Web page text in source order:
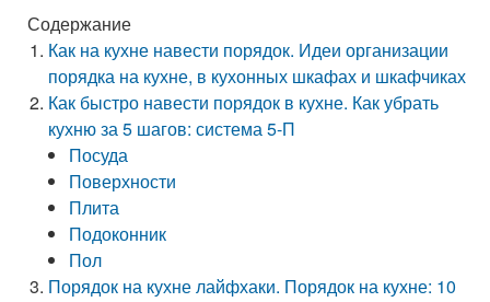
Содержание
Как на кухне навести порядок. Идеи организации
порядка на кухне, в кухонных шкафах и шкафчиках
Как быстро навести порядок в кухне. Как убрать
кухню за 5 шагов: система 5-П
Посуда
Поверхности
Плита
Подоконник
Пол
Порядок на кухне лайфхаки. Порядок на кухне: 10